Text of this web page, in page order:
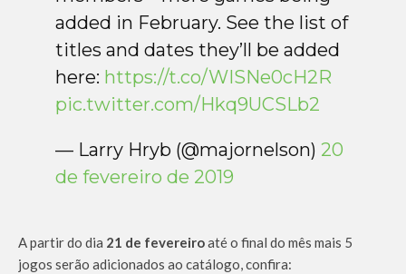
added in February. See the list of
titles and dates they’ll be added
here: https://t.co/WISNe0cH2R
pic.twitter.com/Hkq9UCSLb2
— Larry Hryb (@majornelson) 20
de fevereiro de 2019
A partir do dia 21 de fevereiroaté o final do mês mais 5
jogos serão adicionados ao catálogo, confira: